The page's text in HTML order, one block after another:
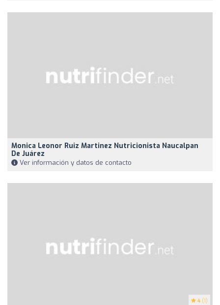
Monica Leonor Ruiz Martinez Nutricionista Naucalpan
De Juárez
Ver información y datos de contacto
4 (1)